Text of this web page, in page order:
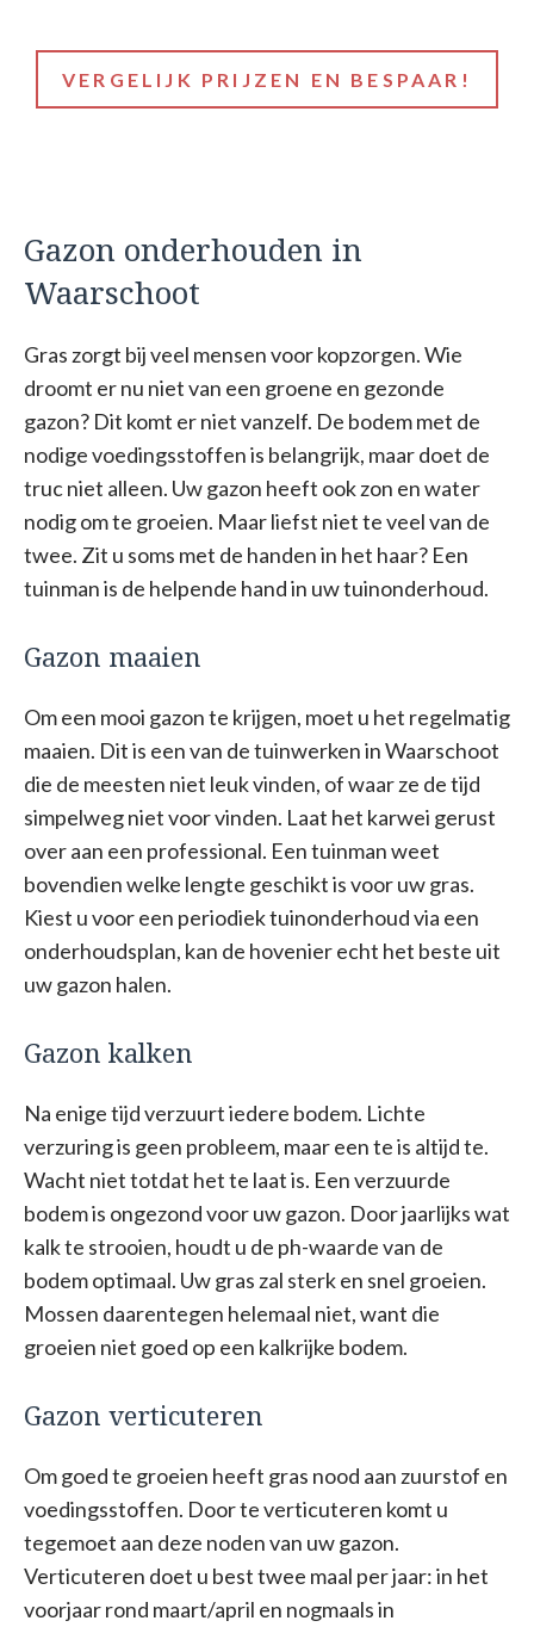
VERGELIJK PRIJZEN EN BESPAAR!
Gazon onderhouden in
Waarschoot
Gras zorgt bij veel mensen voor kopzorgen. Wie
droomt er nu niet van een groene en gezonde
gazon? Dit komt er niet vanzelf. De bodem met de
nodige voedingsstoffen is belangrijk, maar doet de
truc niet alleen. Uw gazon heeft ook zon en water
nodig om te groeien. Maar liefst niet te veel van de
twee. Zit u soms met de handen in het haar? Een
tuinman is de helpende hand in uw tuinonderhoud.
Gazon maaien
Om een mooi gazon te krijgen, moet u het regelmatig
maaien. Dit is een van de tuinwerken in Waarschoot
die de meesten niet leuk vinden, of waar ze de tijd
simpelweg niet voor vinden. Laat het karwei gerust
over aan een professional. Een tuinman weet
bovendien welke lengte geschikt is voor uw gras.
Kiest u voor een periodiek tuinonderhoud via een
onderhoudsplan, kan de hovenier echt het beste uit
uw gazon halen.
Gazon kalken
Na enige tijd verzuurt iedere bodem. Lichte
verzuring is geen probleem, maar een te is altijd te.
Wacht niet totdat het te laat is. Een verzuurde
bodem is ongezond voor uw gazon. Door jaarlijks wat
kalk te strooien, houdt u de ph-waarde van de
bodem optimaal. Uw gras zal sterk en snel groeien.
Mossen daarentegen helemaal niet, want die
groeien niet goed op een kalkrijke bodem.
Gazon verticuteren
Om goed te groeien heeft gras nood aan zuurstof en
voedingsstoffen. Door te verticuteren komt u
tegemoet aan deze noden van uw gazon.
Verticuteren doet u best twee maal per jaar: in het
voorjaar rond maart/april en nogmaals in